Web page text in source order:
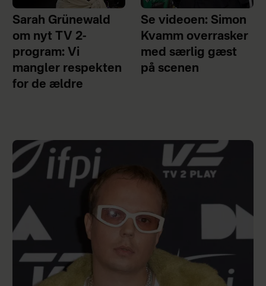
Sarah Grünewald
om nyt TV 2-
program: Vi
mangler respekten
for de ældre
Se videoen: Simon
Kvamm overrasker
med særlig gæst
på scenen